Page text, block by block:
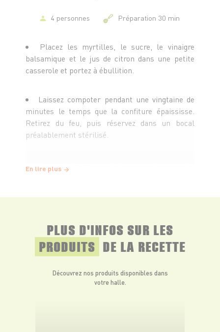
4 personnes Préparation 30 min
Placez les myrtilles, le sucre, le vinaigre
balsamique et le jus de citron dans une petite
casserole et portez à ébullition.
Laissez compoter pendant une vingtaine de
minutes le temps que la confiture épaississe.
Retirez du feu, puis réservez dans un bocal
préalablement stérilisé.
répartissez-la sur la moitié des tranches de
refermez les sandwichs avec une deuxième
Fouettez les œufs avec le lait. Mélangez la
farine et le parmesan et disposez les mélanges
En lire plus
PLUS D'INFOS SUR LES
PRODUITS DE LA RECETTE
Découvrez nos produits disponibles dans
votre halle.